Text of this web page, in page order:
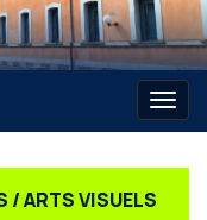
/ ARTS VISUELS